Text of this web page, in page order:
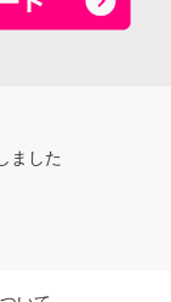
ました